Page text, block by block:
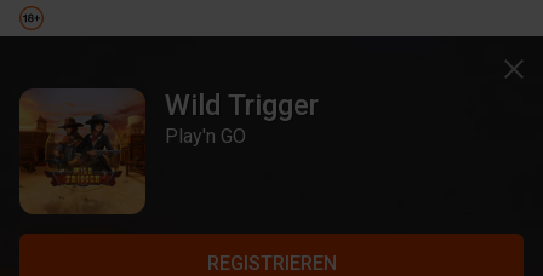
Wild Trigger
Play'n GO
REGISTRIEREN